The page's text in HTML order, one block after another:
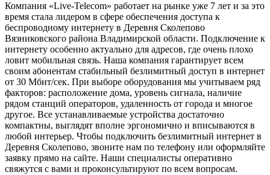
Компания «Live-Telecom» работает на рынке уже 7 лет и за это
время стала лидером в сфере обеспечения доступа к
беспроводному интернету в Деревня Сколепово
Вязниковского района Владимирской области. Подключение к
интернету особенно актуально для адресов, где очень плохо
ловит мобильная связь. Наша компания гарантирует всем
своим абонентам стабильный безлимитный доступ в интернет
от 30 Мбит/сек. При выборе оборудования мы учитываем ряд
факторов: расположение дома, уровень сигнала, наличие
рядом станций операторов, удаленность от города и многое
другое. Все устанавливаемые устройства достаточно
компактны, выглядят вполне эргономично и вписываются в
любой интерьер. Чтобы подключить безлимитный интернет в
Деревня Сколепово, звоните нам по телефону или оформляйте
заявку прямо на сайте. Наши специалисты оперативно
свяжутся с вами и проконсультируют по всем вопросам.